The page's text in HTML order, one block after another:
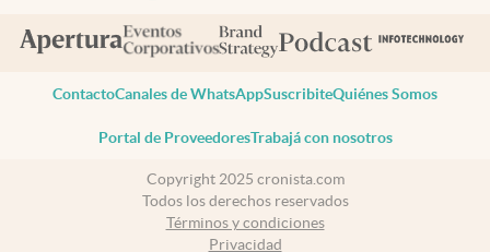
ContactoCanales de WhatsAppSuscribiteQuiénes Somos
Portal de ProveedoresTrabajá con nosotros
Copyright 2025 cronista.com
Todos los derechos reservados
Términos y condiciones
Privacidad